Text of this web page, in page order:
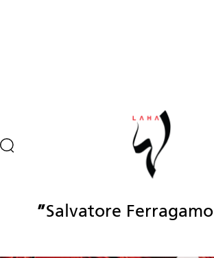
Salvatore Ferragamo
”